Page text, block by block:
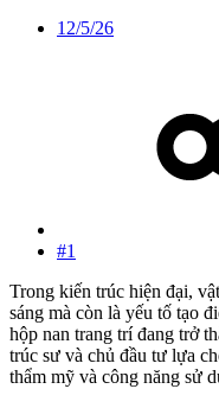
12/5/26
#1
Trong kiến trúc hiện đại,
sáng mà còn là yếu tố tạo
hộp nan trang trí đang trở
trúc sư và chủ đầu tư lựa
thẩm mỹ và công năng sử